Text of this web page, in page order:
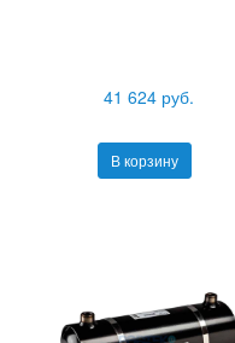
41 624 руб.
В корзину